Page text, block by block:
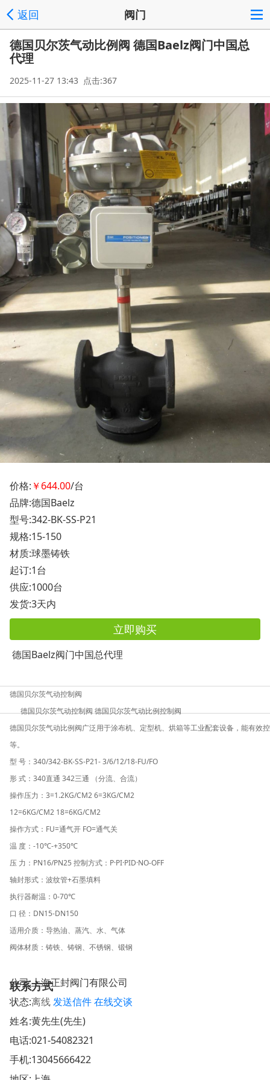
返回 阀门
德国贝尔茨气动比例阀 德国Baelz阀门中国总
代理
2025-11-27 13:43 点击:367
价格: ￥644.00/台
品牌:德国Baelz
型号:342-BK-SS-P21
规格:15-150
材质:球墨铸铁
起订:1台
供应:1000台
发货:3天内
立即购买
德国Baelz阀门中国总代理
德国贝尔茨气动控制阀
德国贝尔茨气动控制阀 德国贝尔茨气动比例控制阀
德国贝尔茨气动比例阀广泛用于涂布机、定型机、烘箱等工业配套设备，能有效
等。
型 号：340/342-BK-SS-P21- 3/6/12/18-FU/FO
形 式：340直通 342三通 （分流、合流）
操作压力：3=1.2KG/CM2 6=3KG/CM2
12=6KG/CM2 18=6KG/CM2
操作方式：FU=通气开 FO=通气关
温 度：-10℃-+350℃
压 力：PN16/PN25 控制方式：P·PI·PID·NO-OFF
轴封形式：波纹管+石墨填料
执行器耐温：0-70℃
口 径：DN15-DN150
适用介质：导热油、蒸汽、水、气体
阀体材质：铸铁、铸钢、不锈钢、锻钢
联系方式
公司:上海正封阀门有限公司
状态:离线发送信件在线交谈
姓名:黄先生(先生)
电话:021-54082321
手机:13045666422